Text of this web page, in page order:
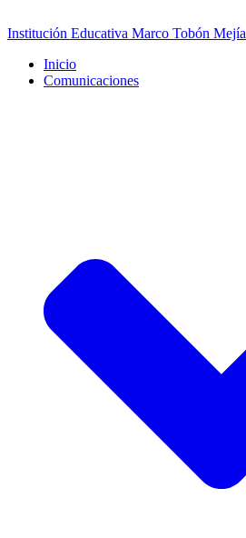
al
Institución Educativa Marco Tobón Mejía
Inicio
Comunicaciones